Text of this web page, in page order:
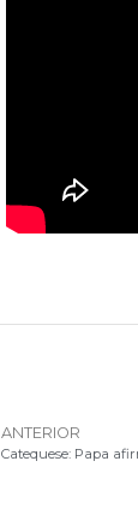
ANTERIOR
Catequese: Papa